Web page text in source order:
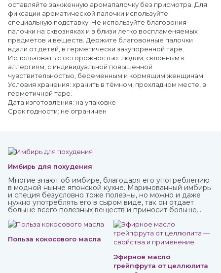
оставляйте зажженную аромапалочку без присмотра. Для
фиксации ароматической палочки используйте
специальную подставку. Не используйте благовония
палочки на сквозняках и в близи легко воспламеняемых
предметов и веществ. Держите благовонные палочки
вдали от детей, в герметически закупоренной таре.
Использовать с осторожностью: людям, склонным к
аллергиям, с индивидуальной повышенной
чувствительностью, беременным и кормящим женщинам.
Условия хранения: хранить в тёмном, прохладном месте, в
герметичной таре.
Дата изготовления: на упаковке
Срок годности: не ограничен
Имбирь для похудения
Многие знают об имбире, благодаря его употреблению
в модной нынче японской кухне. Маринованный имбирь
и специя безусловно тоже полезны, но можно и даже
нужно употреблять его в сыром виде, так он отдает
больше всего полезных веществ и приносит больше
Польза кокосового масла
Эфирное масло
грейпфрута от целлюлита